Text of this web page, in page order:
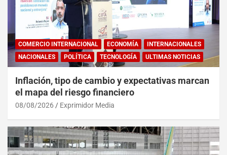
COMERCIO INTERNACIONAL ECONOMÍA
INTERNACIONALES
NACIONALES
POLÍTICA TECNOLOGÍA ULTIMAS NOTICIAS
Inflación, tipo de cambio y expectativas marcan
el mapa del riesgo financiero
08/08/2026 Exprimidor Media